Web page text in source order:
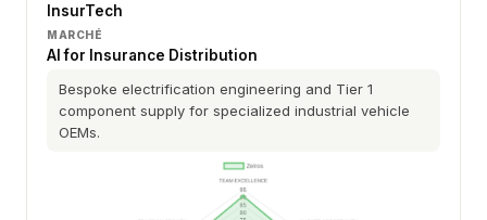
InsurTech
MARCHÉ
AI for Insurance Distribution
Bespoke electrification engineering and Tier 1
component supply for specialized industrial vehicle
OEMs.